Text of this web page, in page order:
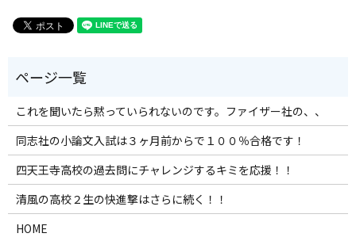
これを聞いたら黙っていられないのです。ファイザー社の、、
同志社の小論文入試は３ヶ月前からで１００％合格です！
四天王寺高校の過去問にチャレンジするキミを応援！！
清風の高校２生の快進撃はさらに続く！！
HOME